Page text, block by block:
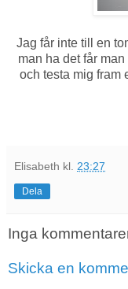
Jag får inte till en
man ha det får
och testa mig fram
Elisabeth kl. 23:27
Dela
Inga
Skicka en